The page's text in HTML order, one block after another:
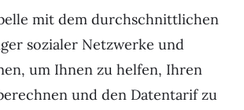
mit dem durchschnittlichen
sozialer Netzwerke und
um Ihnen zu helfen, Ihren
und den Datentarif zu